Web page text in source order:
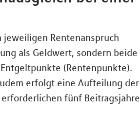
jeweiligen Rentenanspruch
als Geldwert, sondern beide
(Rentenpunkte).
erfolgt eine Aufteilung der
fünf Beitragsjahre